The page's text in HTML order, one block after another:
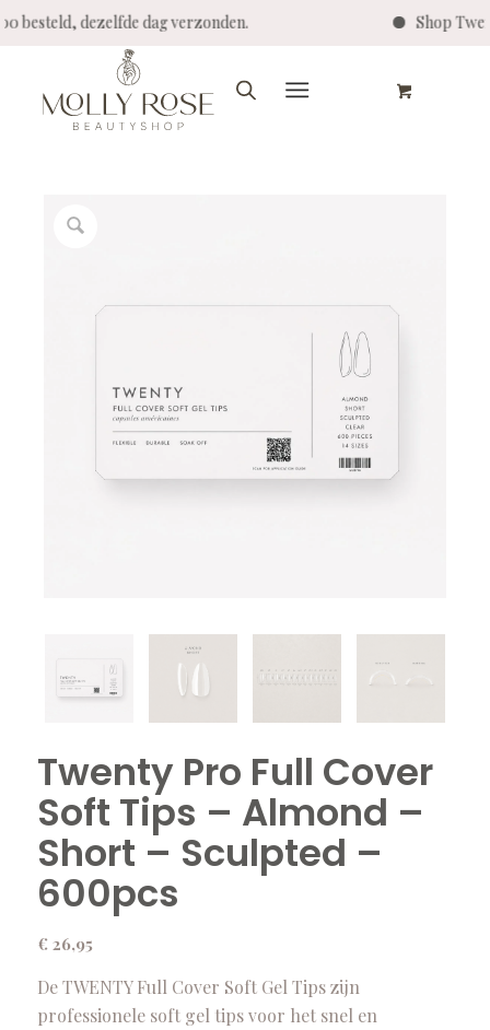
besteld, dezelfde dag verzonden. Shop
Twenty Pro Full Cover
Soft Tips – Almond –
Short – Sculpted –
600pcs
€ 26,95
De TWENTY Full Cover Soft Gel Tips zijn
professionele soft gel tips voor het snel en